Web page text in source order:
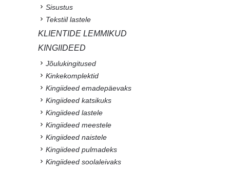
Sisustus
Tekstiil lastele
KLIENTIDE LEMMIKUD
KINGIIDEED
Jõulukingitused
Kinkekomplektid
Kingiideed emadepäevaks
Kingiideed katsikuks
Kingiideed lastele
Kingiideed meestele
Kingiideed naistele
Kingiideed pulmadeks
Kingiideed soolaleivaks